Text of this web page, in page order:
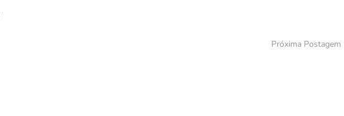
Próxima Postagem